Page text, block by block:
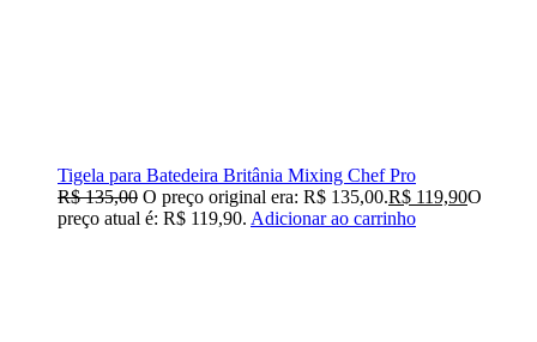
Tigela para Batedeira Britânia Mixing Chef Pro
R$135,00 O preço original era: R$ 135,00.R$ 119,90O
preço atual é: R$ 119,90. Adicionar ao carrinho